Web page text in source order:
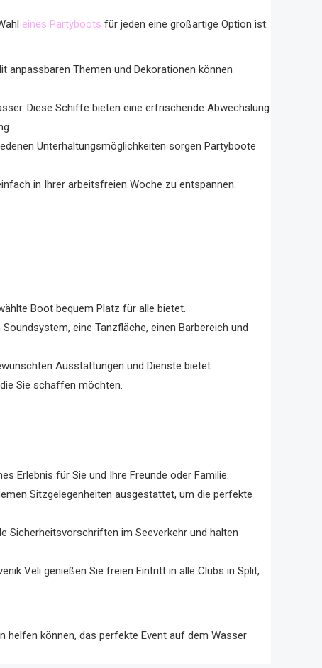
eines Partyboots für jeden eine großartige Option ist:
anpassbaren Themen und Dekorationen können
Diese Schiffe bieten eine erfrischende Abwechslung
Unterhaltungsmöglichkeiten sorgen Partyboote
in Ihrer arbeitsfreien Woche zu entspannen.
Boot bequem Platz für alle bietet.
eine Tanzfläche, einen Barbereich und
Ausstattungen und Dienste bietet.
Sie schaffen möchten.
Erlebnis für Sie und Ihre Freunde oder Familie.
Sitzgelegenheiten ausgestattet, um die perfekte
Sicherheitsvorschriften im Seeverkehr und halten
Veli genießen Sie freien Eintritt in alle Clubs in Split,
helfen können, das perfekte Event auf dem Wasser